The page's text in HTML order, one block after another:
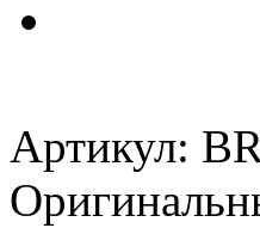
Артикул: